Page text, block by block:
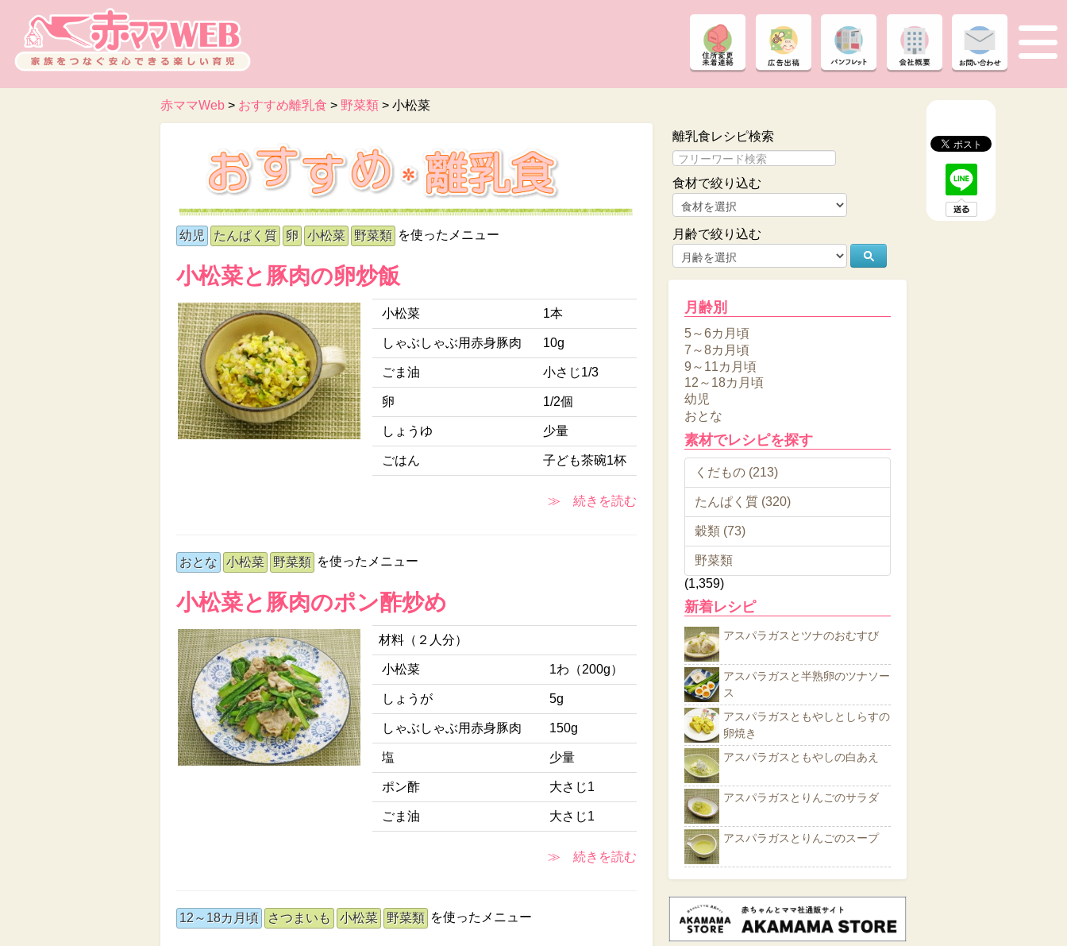
赤ママWeb > おすすめ離乳食 > 野菜類 > 小松菜
幼児 たんぱく質 卵 小松菜 野菜類 を使ったメニュー
小松菜と豚肉の卵炒飯
小松菜 1本
しゃぶしゃぶ用赤身豚肉 10g
ごま油 小さじ1/3
卵 1/2個
しょうゆ 少量
ごはん 子ども茶碗1杯
≫ 続きを読む
おとな 小松菜 野菜類 を使ったメニュー
小松菜と豚肉のポン酢炒め
材料（２人分）
小松菜 1わ（200g）
しょうが 5g
しゃぶしゃぶ用赤身豚肉 150g
塩 少量
ポン酢 大さじ1
ごま油 大さじ1
≫ 続きを読む
12～18カ月頃 さつまいも 小松菜 野菜類 を使ったメニュー
離乳食レシピ検索
食材で絞り込む
月齢で絞り込む
月齢別
5～6カ月頃
7～8カ月頃
9～11カ月頃
12～18カ月頃
幼児
おとな
素材でレシピを探す
くだもの (213)
たんぱく質 (320)
穀類 (73)
野菜類
(1,359)
新着レシピ
アスパラガスとツナのおむすび
アスパラガスと半熟卵のツナソー
ス
アスパラガスともやしとしらすの
卵焼き
アスパラガスともやしの白あえ
アスパラガスとりんごのサラダ
アスパラガスとりんごのスープ